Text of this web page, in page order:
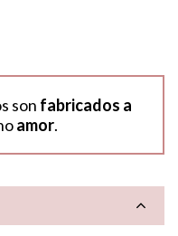
son fabricados a
amor.